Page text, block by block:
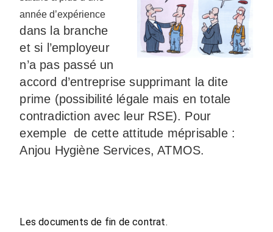
année d’expérience
dans la branche
et si l’employeur
n’a pas passé un
accord d’entreprise supprimant la dite
prime (possibilité légale mais en totale
contradiction avec leur RSE). Pour
exemple de cette attitude méprisable :
Anjou Hygiène Services, ATMOS.
Les documents de fin de contrat.